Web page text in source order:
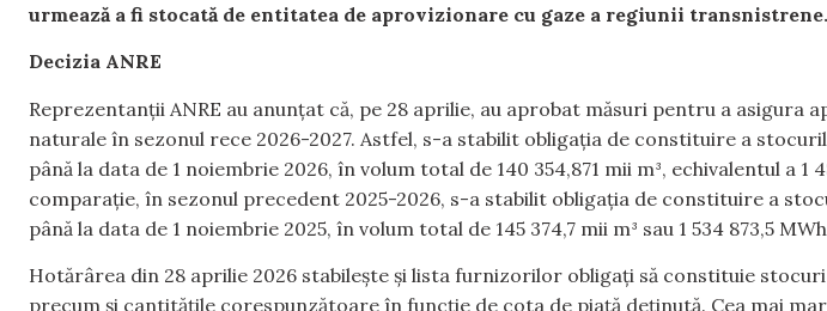
urmează a fi stocată de entitatea de aprovizionare cu gaze a regiunii transnistrene.
Decizia ANRE
Reprezentanții ANRE au anunțat că, pe 28 aprilie, au aprobat măsuri pentru a asigura
naturale în sezonul rece 2026-2027. Astfel, s-a stabilit obligația de constituire a
până la data de 1 noiembrie 2026, în volum total de 140 354,871 mii m³, echivalentul a 1
comparație, în sezonul precedent 2025-2026, s-a stabilit obligația de constituire a
până la data de 1 noiembrie 2025, în volum total de 145 374,7 mii m³ sau 1 534 873,5
Hotărârea din 28 aprilie 2026 stabilește și lista furnizorilor obligați să constituie
precum și cantitățile corespunzătoare în funcție de cota de piață deținută. Cea mai